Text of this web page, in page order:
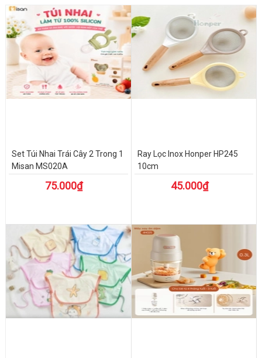
Set Túi Nhai Trái Cây 2 Trong 1
Misan MS020A
75.000₫
Ray Lọc Inox Honper HP245
10cm
45.000₫